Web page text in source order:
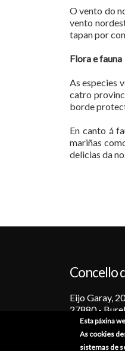
O vento do
vento
tapan por
Flora e fauna
As especies
catro
borde
En canto á
mariñas
delicias da
Concello
Eijo Garay, 20
27880 -
Lugo (España)
+34 982
Esta páxina
As cookies
sistemas de